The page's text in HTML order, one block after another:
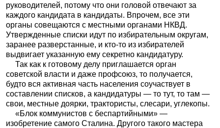
руководителей, потому что они головой отвечают за
каждого кандидата в кандидаты. Впрочем, все эти
органы совещаются с местными органами НКВД.
Утвержденные списки идут по избирательным округам,
заранее разверстанные, и кто-то из избирателей
выдвигает указанную ему секретно кандидатуру.
Так как к готовому делу приглашается орган
советской власти и даже профсоюз, то получается,
будто вся активная часть населения соучаствует в
составлении списков, а кандидатуры — то тут, то там —
свои, местные доярки, трактористы, слесари, углекопы.
«Блок коммунистов с беспартийными» —
изобретение самого Сталина. Другого такого мастера